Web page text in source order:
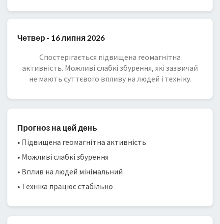
Четвер - 16 липня 2026
Спостерігається підвищена геомагнітна
активність. Можливі слабкі збурення, які зазвичай
не мають суттєвого впливу на людей і техніку.
Прогноз на цей день
• Підвищена геомагнітна активність
• Можливі слабкі збурення
• Вплив на людей мінімальний
• Техніка працює стабільно